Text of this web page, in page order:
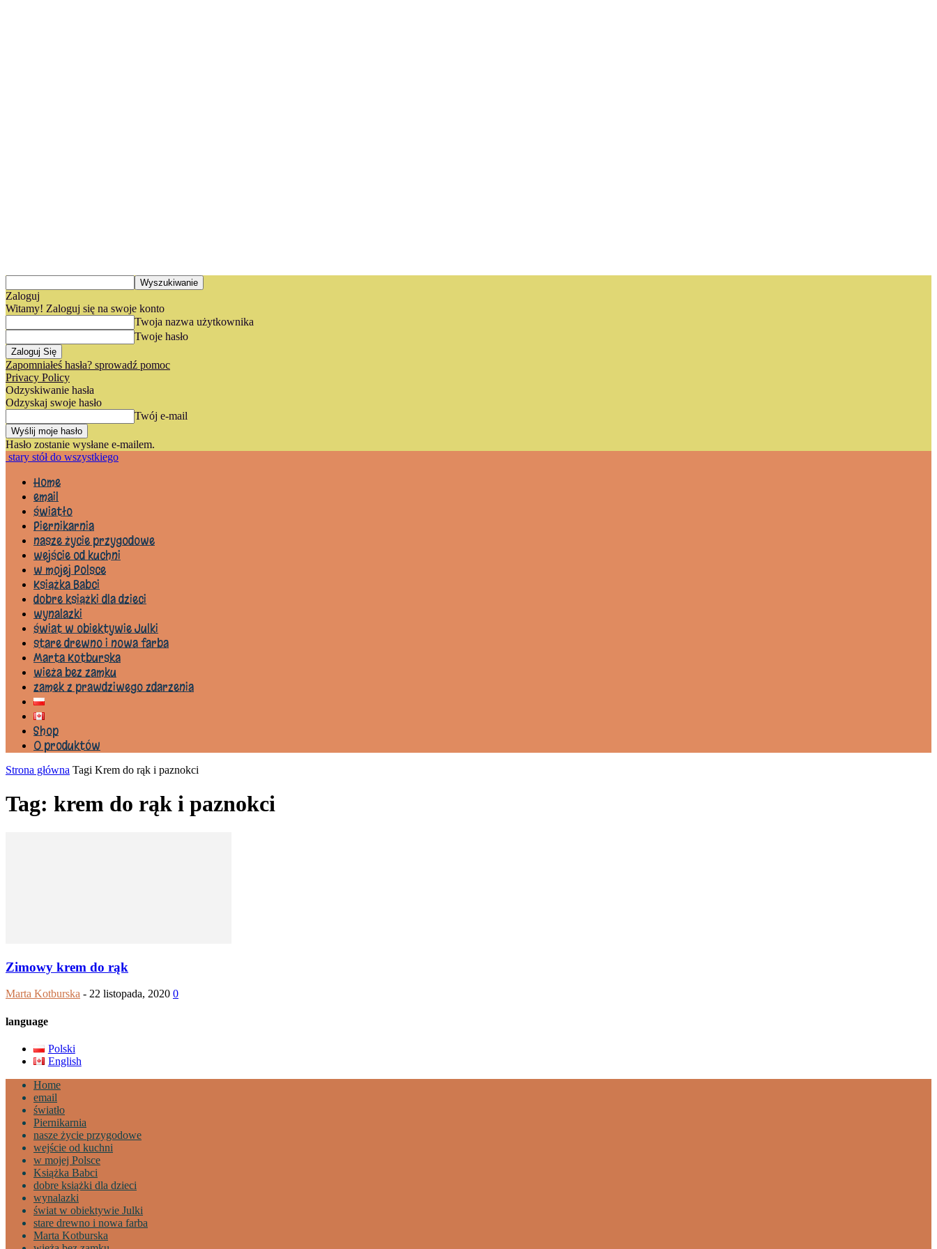
Zaloguj
Witamy! Zaloguj się na swoje konto
Twoja nazwa użytkownika
Twoje hasło
Zapomniałeś hasła? sprowadź pomoc
Privacy Policy
Odzyskiwanie hasła
Odzyskaj swoje hasło
Twój e-mail
Hasło zostanie wysłane e-mailem.
stary stół do wszystkiego
Home
email
światło
Piernikarnia
nasze życie przygodowe
wejście od kuchni
w mojej Polsce
Książka Babci
dobre książki dla dzieci
wynalazki
świat w obiektywie Julki
stare drewno i nowa farba
Marta Kotburska
wieża bez zamku
zamek z prawdziwego zdarzenia
Shop
0 produktów
Strona główna Tagi Krem do rąk i paznokci
Tag: krem do rąk i paznokci
Zimowy krem do rąk
Marta Kotburska - 22 listopada, 2020 0
language
Polski
English
Home
email
światło
Piernikarnia
nasze życie przygodowe
wejście od kuchni
w mojej Polsce
Książka Babci
dobre książki dla dzieci
wynalazki
świat w obiektywie Julki
stare drewno i nowa farba
Marta Kotburska